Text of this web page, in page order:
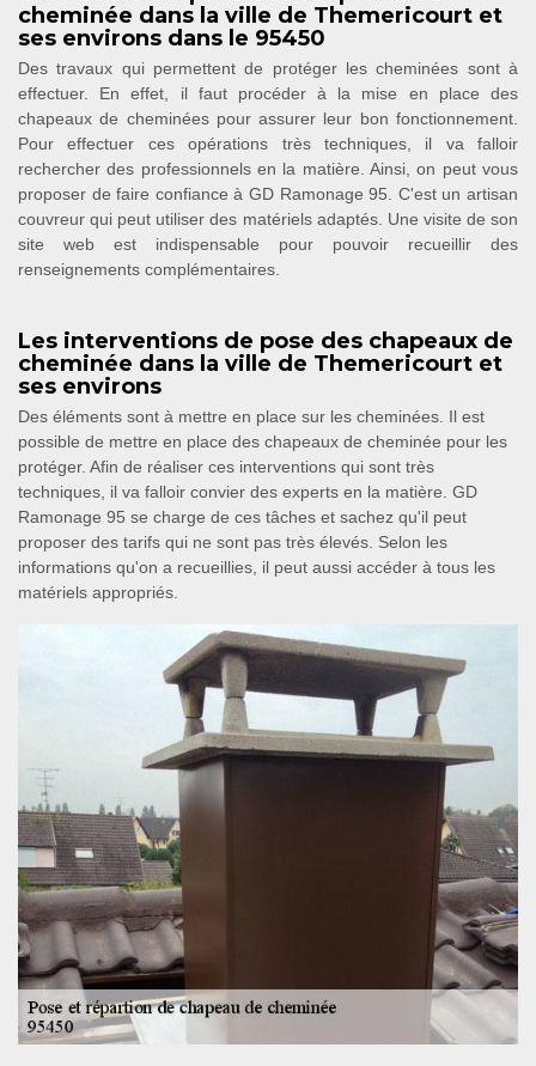
cheminée dans la ville de Themericourt et
ses environs dans le 95450
Des travaux qui permettent de protéger les cheminées sont à
effectuer. En effet, il faut procéder à la mise en place des
chapeaux de cheminées pour assurer leur bon fonctionnement.
Pour effectuer ces opérations très techniques, il va falloir
rechercher des professionnels en la matière. Ainsi, on peut vous
proposer de faire confiance à GD Ramonage 95. C'est un artisan
couvreur qui peut utiliser des matériels adaptés. Une visite de son
site web est indispensable pour pouvoir recueillir des
renseignements complémentaires.
Les interventions de pose des chapeaux de
cheminée dans la ville de Themericourt et
ses environs
Des éléments sont à mettre en place sur les cheminées. Il est
possible de mettre en place des chapeaux de cheminée pour les
protéger. Afin de réaliser ces interventions qui sont très
techniques, il va falloir convier des experts en la matière. GD
Ramonage 95 se charge de ces tâches et sachez qu'il peut
proposer des tarifs qui ne sont pas très élevés. Selon les
informations qu'on a recueillies, il peut aussi accéder à tous les
matériels appropriés.